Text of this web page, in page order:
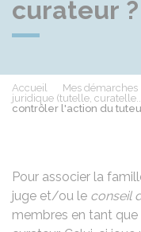
curateur ?
Accueil Mes démarches
juridique (tutelle,
contrôler l'action du
Pour associer la
juge et/ou le conseil
membres en tant